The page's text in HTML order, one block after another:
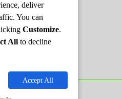
Kilas Java 2024
deliver
You can
Customize.
All to decline
Accept All